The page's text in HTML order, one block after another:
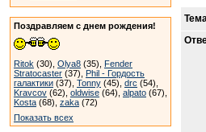
Поздравляем с днем рождения!
Ritok (30), Olya8 (35), Fender
Stratocaster (37), Phil - Гордость
галактики (37), Tonny (45), drc (54),
Kravcov (62), oldwise (64), alpato (67),
Kosta (68), zaka (72)
Показать всех